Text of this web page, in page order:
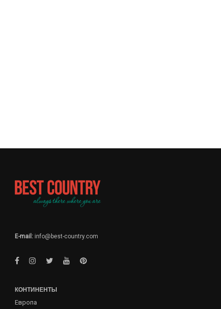
E-mail: info@best-country.com
КОНТИНЕНТЫ
Европа